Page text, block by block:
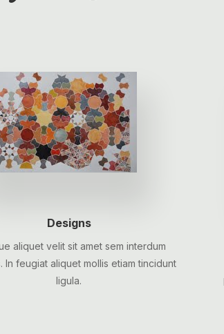
Designs
aliquet velit sit amet sem interdum
In feugiat aliquet mollis etiam tincidunt
ligula.